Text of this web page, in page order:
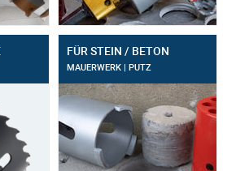
FÜR STEIN / BETON
MAUERWERK | PUTZ